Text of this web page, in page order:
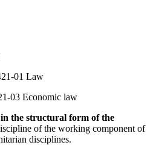
Law
law
the structural form of the
of the working component of
disciplines.